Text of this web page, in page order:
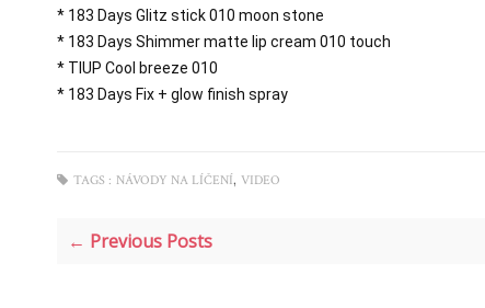
* 183 Days Glitz stick 010 moon stone
* 183 Days Shimmer matte lip cream 010 touch
* TIUP Cool breeze 010
* 183 Days Fix + glow finish spray
TAGS : NÁVODY NA LÍČENÍ, VIDEO
← Previous Posts